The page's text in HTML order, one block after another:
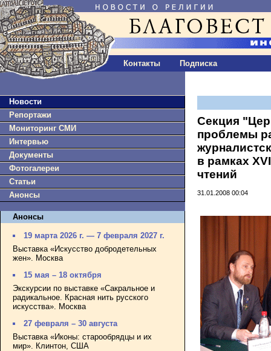
Контакты Подписка
Новости
Репортажи
Мониторинг СМИ
Интервью
Документы
Фотогалереи
Статьи
Анонсы
Анонсы
19 марта 2026 г. — 7 февраля 2027 г.
Выставка «Искусство добродетельных
жен». Москва
15 мая – 18 октября
Экскурсии по выставке «Сакральное и
радикальное. Красная нить русского
искусства». Москва
27 февраля – 30 августа
Выставка «Иконы: старообрядцы и их
мир». Клинтон, США
Секция
проблемы
в рамках
чтений
31.01.2008 00:04